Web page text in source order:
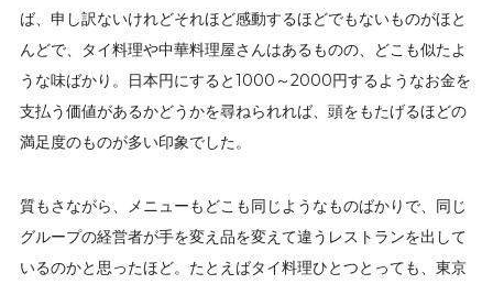
ば、申し訳ないけれどそれほど感動するほどでもないものがほと
んどで、タイ料理や中華料理屋さんはあるものの、どこも似たよ
うな味ばかり。日本円にすると1000～2000円するようなお金を
支払う価値があるかどうかを尋ねられれば、頭をもたげるほどの
満足度のものが多い印象でした。
質もさながら、メニューもどこも同じようなものばかりで、同じ
グループの経営者が手を変え品を変えて違うレストランを出して
いるのかと思ったほど。たとえばタイ料理ひとつとっても、東京